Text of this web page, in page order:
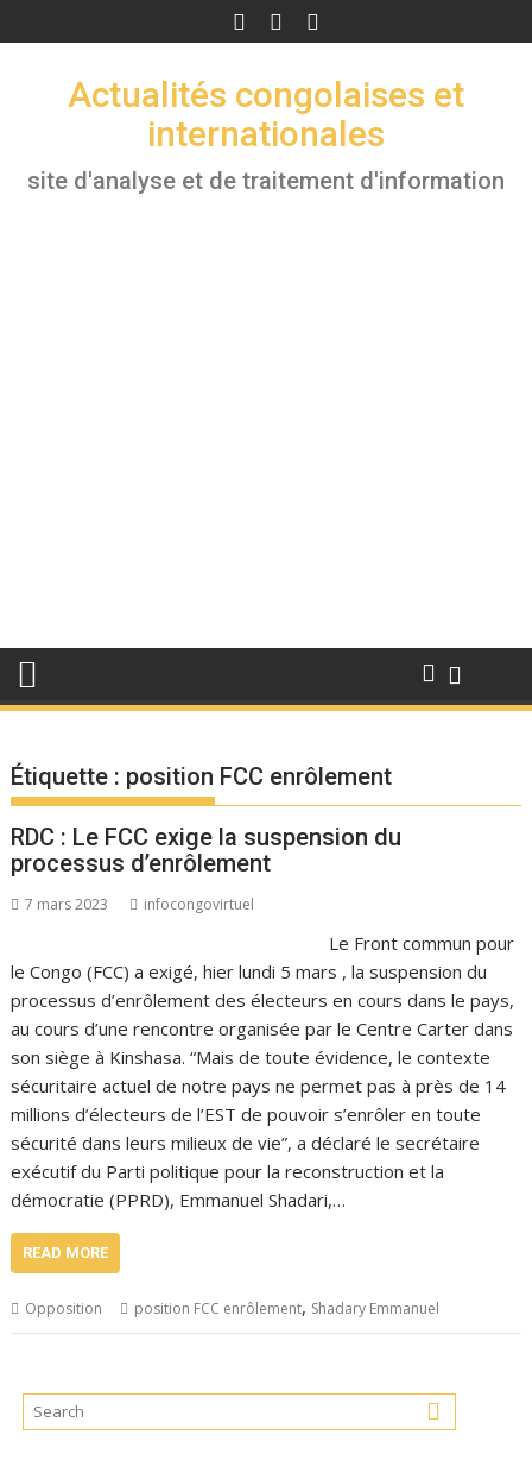
to
Actualités congolaises et
internationales
site d'analyse et de traitement d'information
Étiquette : position FCC enrôlement
RDC : Le FCC exige la suspension du
processus d’enrôlement
7 mars 2023 infocongovirtuel
Le Front commun pour
le Congo (FCC) a exigé, hier lundi 5 mars , la suspension du
processus d’enrôlement des électeurs en cours dans le pays,
au cours d’une rencontre organisée par le Centre Carter dans
son siège à Kinshasa. “Mais de toute évidence, le contexte
sécuritaire actuel de notre pays ne permet pas à près de 14
millions d’électeurs de l’EST de pouvoir s’enrôler en toute
sécurité dans leurs milieux de vie”, a déclaré le secrétaire
exécutif du Parti politique pour la reconstruction et la
démocratie (PPRD), Emmanuel Shadari,…
READ MORE
Opposition position FCC enrôlement, Shadary Emmanuel